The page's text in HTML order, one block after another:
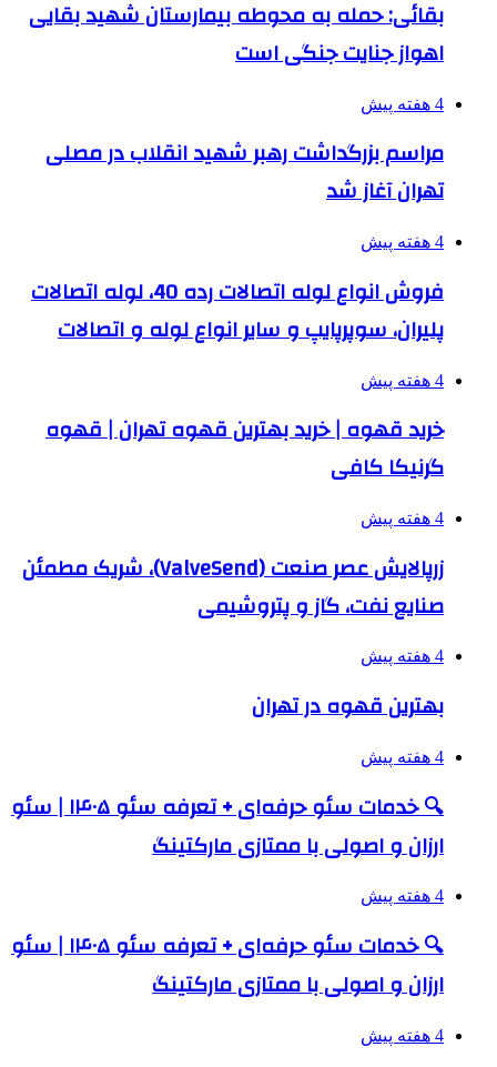
بقائی: حمله به محوطه بیمارستان شهید بقایی
اهواز جنایت جنگی است
4 هفته پیش
مراسم بزرگداشت رهبر شهید انقلاب در مصلی
تهران آغاز شد
4 هفته پیش
فروش انواع لوله اتصالات رده 40، لوله اتصالات
پلیران، سوپرپایپ و سایر انواع لوله و اتصالات
4 هفته پیش
خرید قهوه | خرید بهترین قهوه تهران | قهوه
گرنیکا کافی
4 هفته پیش
زرپالایش عصر صنعت (ValveSend)، شریک مطمئن
صنایع نفت، گاز و پتروشیمی
4 هفته پیش
بهترین قهوه در تهران
4 هفته پیش
🔍 خدمات سئو حرفه‌ای + تعرفه سئو ۱۴۰۵ | سئو
ارزان و اصولی با ممتازی مارکتینگ
4 هفته پیش
🔍 خدمات سئو حرفه‌ای + تعرفه سئو ۱۴۰۵ | سئو
ارزان و اصولی با ممتازی مارکتینگ
4 هفته پیش